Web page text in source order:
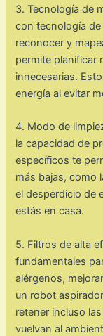
3. Tecnología de
con tecnología
reconocer y
permite planificar
innecesarias.
energía al evitar
4. Modo de
la capacidad de
específicos te
más bajas, como
el desperdicio de
estás en casa.
5. Filtros de alta
fundamentales
alérgenos,
un robot
retener incluso
vuelvan al